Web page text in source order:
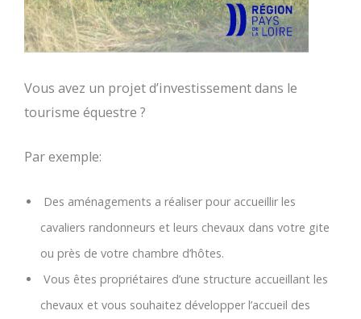
Vous avez un projet d’investissement dans le
tourisme équestre ?
Par exemple:
Des aménagements a réaliser pour accueillir les
cavaliers randonneurs et leurs chevaux dans votre gite
ou près de votre chambre d’hôtes.
Vous êtes propriétaires d’une structure accueillant les
chevaux et vous souhaitez développer l’accueil des